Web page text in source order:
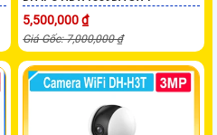
5,500,000 ₫
Giá Gốc: 7,000,000 ₫